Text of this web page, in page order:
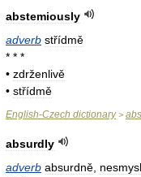
abstemiously
adverb střídmě
* * *
• zdrženlivě
• střídmě
English-Czech dictionary>
absurdly
adverb absurdně